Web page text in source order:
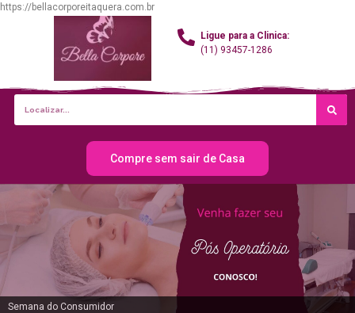
https://bellacorporeitaquera.com.br
Ligue para a Clinica:
(11) 93457-1286
Compre sem sair de Casa
Semana do Consumidor